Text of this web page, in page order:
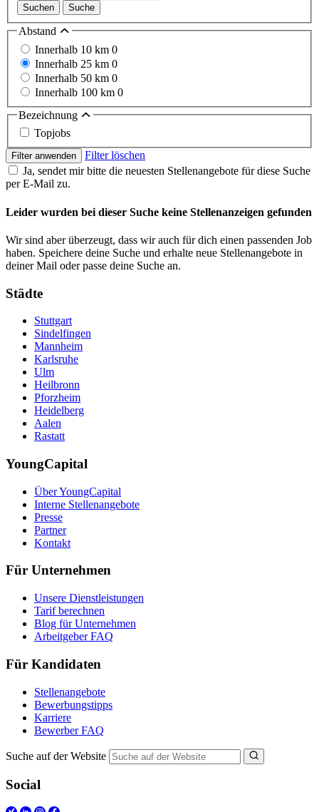
Suchen Suche
Abstand
Innerhalb 10 km 0
Innerhalb 25 km 0
Innerhalb 50 km 0
Innerhalb 100 km 0
Bezeichnung
Topjobs
Filter anwenden
Filter löschen
Ja, sendet mir bitte die neuesten Stellenangebote für diese Suche
per E-Mail zu.
Leider wurden bei dieser Suche keine Stellenanzeigen gefunden
Wir sind aber überzeugt, dass wir auch für dich einen passenden Job
haben. Speichere deine Suche und erhalte neue Stellenangebote in
deiner Mail oder passe deine Suche an.
Städte
Stuttgart
Sindelfingen
Mannheim
Karlsruhe
Ulm
Heilbronn
Pforzheim
Heidelberg
Aalen
Rastatt
YoungCapital
Über YoungCapital
Interne Stellenangebote
Presse
Partner
Kontakt
Für Unternehmen
Unsere Dienstleistungen
Tarif berechnen
Blog für Unternehmen
Arbeitgeber FAQ
Für Kandidaten
Stellenangebote
Bewerbungstipps
Karriere
Bewerber FAQ
Suche auf der Website
Social